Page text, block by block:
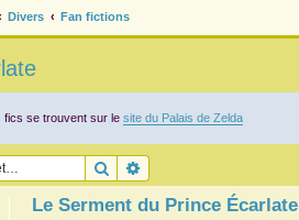
Divers Fan fictions
fics se trouvent sur le site du Palais de Zelda
Rechercher
Le Serment du Prince Écarlate